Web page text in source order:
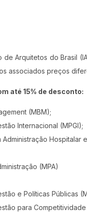
de Arquitetos do Brasil
associados preços
até 15% de desconto:
(MBM);
Internacional (MPGI);
Hospitalar
(MPA)
e Políticas Públicas
para Competitividade